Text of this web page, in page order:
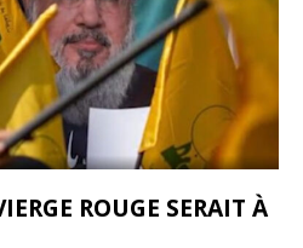
ROUGE SERAIT À